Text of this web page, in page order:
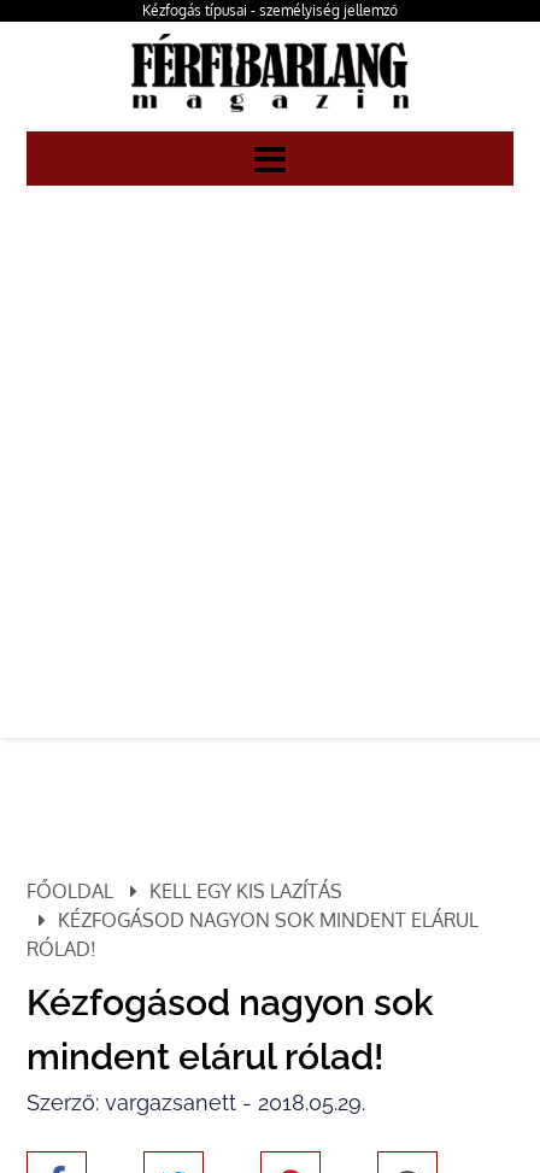
Kézfogás típusai - személyiség jellemző
FŐOLDAL
KELL EGY KIS LAZÍTÁS
KÉZFOGÁSOD NAGYON SOK MINDENT ELÁRUL
RÓLAD!
Kézfogásod nagyon sok
mindent elárul rólad!
Szerző: vargazsanett - 2018.05.29.